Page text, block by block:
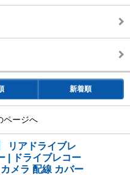
新着順
ページへ
リアドライブレ
| ドライブレコー
メラ 配線 カバー